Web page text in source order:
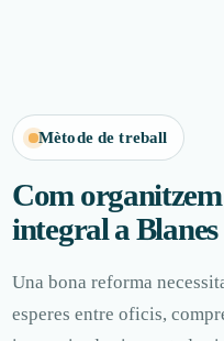
Mètode de treball
Com
integral a Blanes
Una bona reforma
esperes entre oficis,